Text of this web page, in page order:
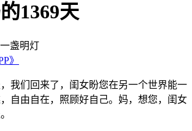
1369天
一盏明灯
》
我们回来了，闺女盼您在另一个世界能一
自由自在，照顾好自己。妈，想您，闺女